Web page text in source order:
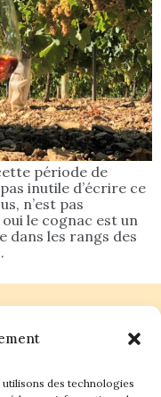
des technologies
période de
inutile d’écrire ce
n’est pas
le cognac est un
dans les rangs des